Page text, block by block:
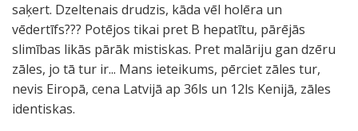
saķert. Dzeltenais drudzis, kāda vēl holēra un
vēdertīfs??? Potējos tikai pret B hepatītu, pārējās
slimības likās pārāk mistiskas. Pret malāriju gan dzēru
zāles, jo tā tur ir... Mans ieteikums, pērciet zāles tur,
nevis Eiropā, cena Latvijā ap 36ls un 12ls Kenijā, zāles
identiskas.